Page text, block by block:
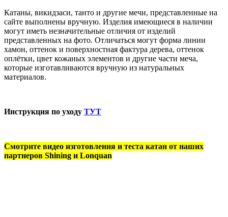
Катаны, викидзаси, танто и другие мечи, представленные на
сайте выполнены вручную. Изделия имеющиеся в наличии
могут иметь незначительные отличия от изделий
представленных на фото. Отличаться могут форма линии
хамон, оттенок и поверхностная фактура дерева, оттенок
оплётки, цвет кожаных элементов и другие части меча,
которые изготавливаются вручную из натуральных
материалов.
Инструкция по уходу ТУТ
Смотрите видео изготовления и теста катан от наших
партнеров Shining и Lonquan